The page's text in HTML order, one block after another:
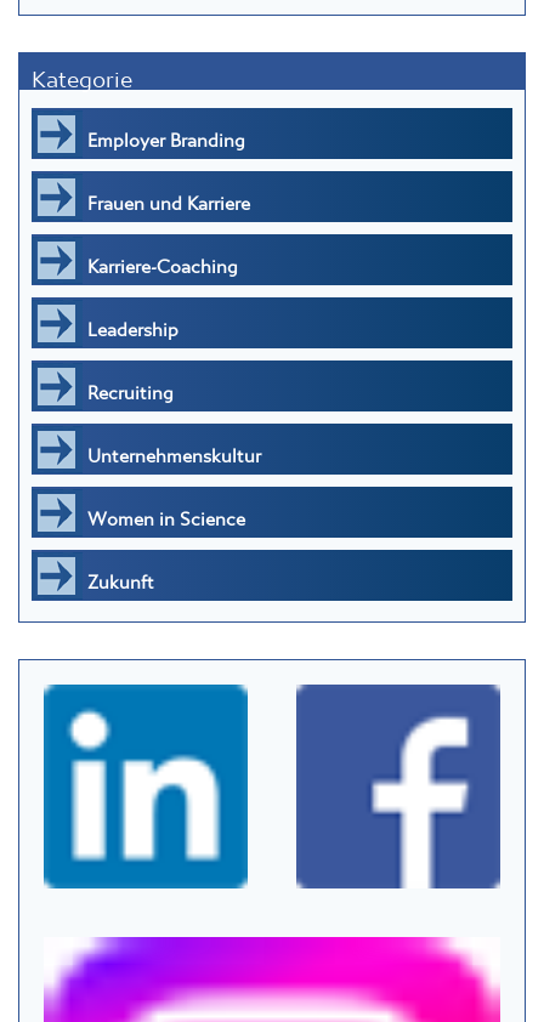
Kategorie
Employer Branding
Frauen und Karriere
Karriere-Coaching
Leadership
Recruiting
Unternehmenskultur
Women in Science
Zukunft